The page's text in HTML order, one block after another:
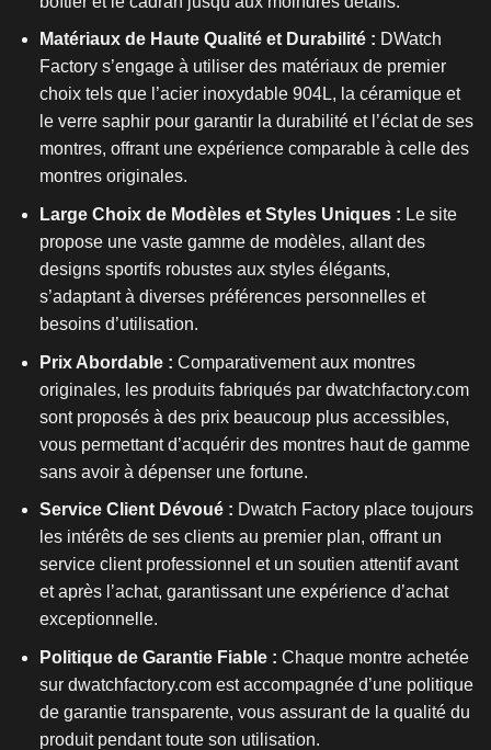
Matériaux de Haute Qualité et Durabilité : DWatch
Factory s’engage à utiliser des matériaux de premier
choix tels que l’acier inoxydable 904L, la céramique et
le verre saphir pour garantir la durabilité et l’éclat de ses
montres, offrant une expérience comparable à celle des
montres originales.
Large Choix de Modèles et Styles Uniques : Le site
propose une vaste gamme de modèles, allant des
designs sportifs robustes aux styles élégants,
s’adaptant à diverses préférences personnelles et
besoins d’utilisation.
Prix Abordable : Comparativement aux montres
originales, les produits fabriqués par dwatchfactory.com
sont proposés à des prix beaucoup plus accessibles,
vous permettant d’acquérir des montres haut de gamme
sans avoir à dépenser une fortune.
Service Client Dévoué : Dwatch Factory place toujours
les intérêts de ses clients au premier plan, offrant un
service client professionnel et un soutien attentif avant
et après l’achat, garantissant une expérience d’achat
exceptionnelle.
Politique de Garantie Fiable : Chaque montre achetée
sur dwatchfactory.com est accompagnée d’une politique
de garantie transparente, vous assurant de la qualité du
produit pendant toute son utilisation.